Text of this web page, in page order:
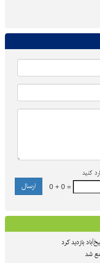
کنید
0 + 0 =
شد